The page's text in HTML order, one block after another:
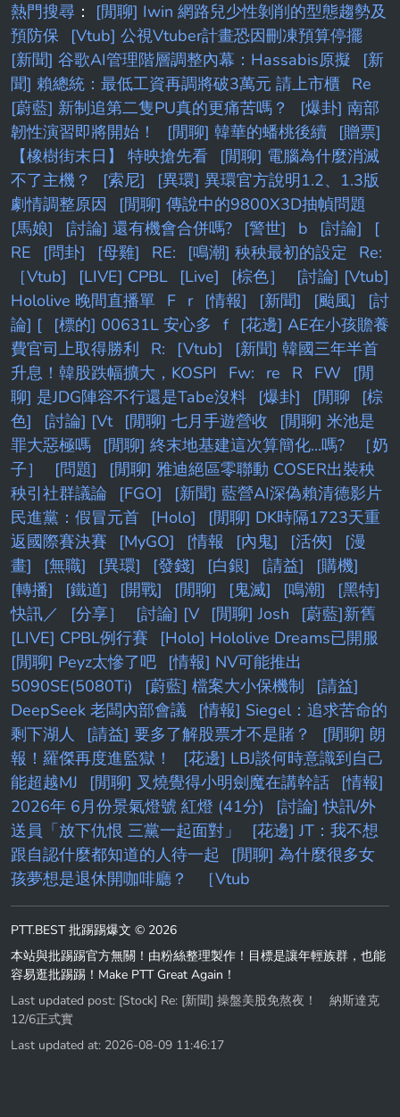
熱門搜尋 ： [閒聊] Iwin 網路兒少性剝削的型態趨勢及
預防保
[Vtub] 公視Vtuber計畫恐因刪凍預算停擺
[新聞] 谷歌AI管理階層調整內幕：Hassabis原擬
[新
聞] 賴總統：最低工資再調將破3萬元 請上市櫃
Re
[蔚藍] 新制追第二隻PU真的更痛苦嗎？
[爆卦] 南部
韌性演習即將開始！
[閒聊] 韓華的蟠桃後續
[贈票]
【橡樹街末日】 特映搶先看
[閒聊] 電腦為什麼消滅
不了主機？
[索尼]
[異環] 異環官方說明1.2、1.3版
劇情調整原因
[閒聊] 傳說中的9800X3D抽幀問題
[馬娘]
[討論] 還有機會合併嗎? [警世] b [討論]
[
RE
[問卦] [母雞] RE: [鳴潮] 秧秧最初的設定
Re:
［Vtub]
[LIVE] CPBL [Live] [棕色］
[討論] [Vtub]
Hololive 晚間直播單 F r [情報] [新聞] [颱風]
[討
論] [
[標的] 00631L 安心多 f
[花邊] AE在小孩贍養
費官司上取得勝利
R: [Vtub]
[新聞] 韓國三年半首
升息！韓股跌幅擴大，KOSPI
Fw: re R FW
[閒
聊] 是JDG陣容不行還是Tabe沒料
[爆卦] [閒聊
[棕
色]
[討論] [Vt [閒聊] 七月手遊營收
[閒聊] 米池是
罪大惡極嗎
[閒聊] 終末地基建這次算簡化...嗎?
［奶
子］
[問題]
[閒聊] 雅迪絕區零聯動 COSER出裝秧
秧引社群議論
[FGO]
[新聞] 藍營AI深偽賴清德影片
民進黨：假冒元首
[Holo]
[閒聊] DK時隔1723天重
返國際賽決賽
[MyGO] [情報 [內鬼] [活俠]
[漫
畫]
[無職] [異環] [發錢] [白銀] [請益]
[購機]
[轉播]
[鐵道] [開戰] [閒聊] [鬼滅] [鳴潮]
[黑特]
快訊／
[分享］ [討論] [V [閒聊] Josh
[蔚藍]新舊
[LIVE] CPBL例行賽
[Holo] Hololive Dreams已開服
[閒聊] Peyz太慘了吧
[情報] NV可能推出
5090SE(5080Ti)
[蔚藍] 檔案大小保機制
[請益]
DeepSeek 老闆內部會議
[情報] Siegel：追求苦命的
剩下湖人
[請益] 要多了解股票才不是賭？
[閒聊] 朗
報！羅傑再度進監獄！
[花邊] LBJ談何時意識到自己
能超越MJ
[閒聊] 叉燒覺得小明劍魔在講幹話
[情報]
2026年 6月份景氣燈號 紅燈 (41分)
[討論] 快訊/外
送員「放下仇恨 三黨一起面對」
[花邊] JT：我不想
跟自認什麼都知道的人待一起
[閒聊] 為什麼很多女
孩夢想是退休開咖啡廳？
［Vtub
PTT.BEST 批踢踢爆文 © 2026
本站與批踢踢官方無關！由粉絲整理製作！目標是讓年輕族群，也能
容易逛批踢踢！Make PTT Great Again！
Last updated post: [Stock] Re: [新聞] 操盤美股免熬夜！ 納斯達克
12/6正式實
Last updated at: 2026-08-09 11:46:17